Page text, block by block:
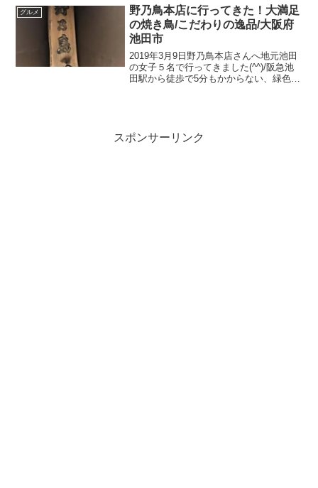
く西国巡礼道が五月山の麓を通ってたこ
ともありこのあたりは道...
グルメ
野乃鳥本店に行ってきた！大満足
の焼き鳥/こだわりの逸品/大阪府
池田市
2019年3月9日野乃鳥本店さんへ地元池田
の女子５名で行ってきました(^^)/阪急池
田駅から徒歩で5分もかからない、緑色の
スポンサーリンク